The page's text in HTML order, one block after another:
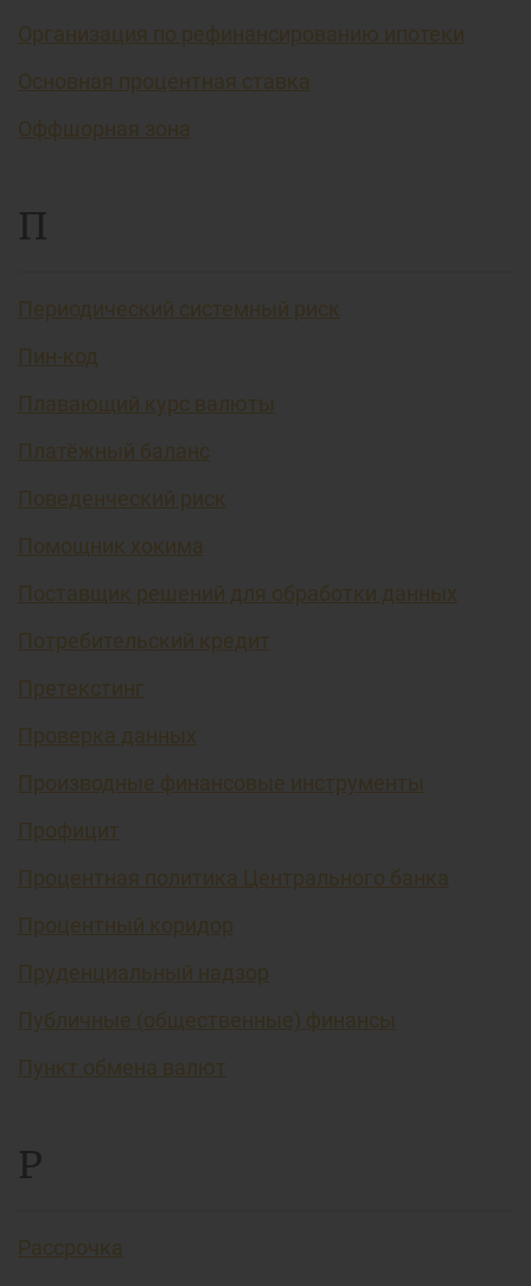
Организация по рефинансированию ипотеки
Основная процентная ставка
Оффшорная зона
П
Периодический системный риск
Пин-код
Плавающий курс валюты
Платёжный баланс
Поведенческий риск
Помощник хокима
Поставщик решений для обработки данных
Потребительский кредит
Претекстинг
Проверка данных
Производные финансовые инструменты
Профицит
Процентная политика Центрального банка
Процентный коридор
Пруденциальный надзор
Публичные (общественные) финансы
Пункт обмена валют
Р
Рассрочка